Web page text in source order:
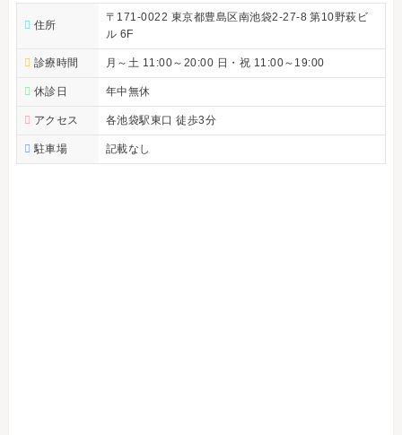
住所
〒171-0022 東京都豊島区南池袋2-27-8 第10野萩ビ
ル 6F
診療時間 月～土 11:00～20:00 日・祝 11:00～19:00
休診日 年中無休
アクセス 各池袋駅東口 徒歩3分
駐車場 記載なし